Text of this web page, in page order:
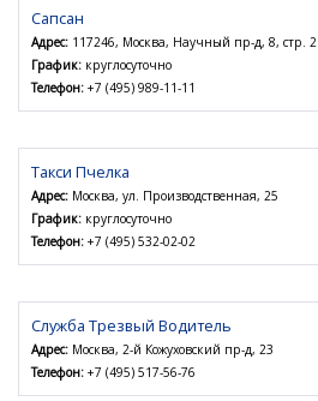
Сапсан
Адрес: 117246, Москва, Научный пр-д, 8, стр. 2
График: круглосуточно
Телефон: +7 (495) 989-11-11
Такси Пчелка
Адрес: Москва, ул. Производственная, 25
График: круглосуточно
Телефон: +7 (495) 532-02-02
Служба Трезвый Водитель
Адрес: Москва, 2-й Кожуховский пр-д, 23
Телефон: +7 (495) 517-56-76